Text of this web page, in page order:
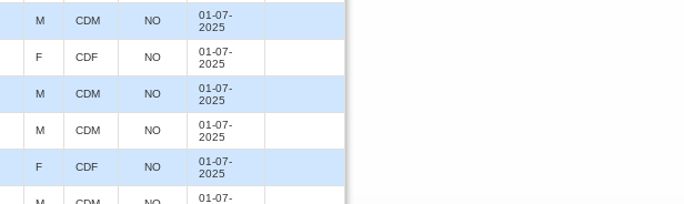
M CDM NO
01-07-
2025
F CDF NO
01-07-
2025
M CDM NO
01-07-
2025
M CDM NO
01-07-
2025
F CDF NO
01-07-
2025
01-07-